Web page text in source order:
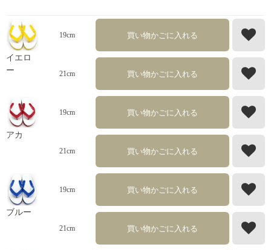
イエロ
ー
19cm 買い物かごに入れる
21cm 買い物かごに入れる
アカ
19cm 買い物かごに入れる
21cm 買い物かごに入れる
ブルー
19cm 買い物かごに入れる
21cm 買い物かごに入れる